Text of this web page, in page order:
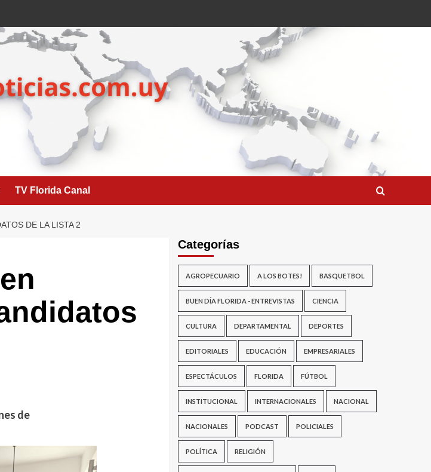
TV Florida Canal
DE LA LISTA 2
de
Categorías
AGROPECUARIO A LOS BOTES! BASQUETBOL
BUEN DÍA FLORIDA - ENTREVISTAS CIENCIA
CULTURA DEPARTAMENTAL DEPORTES
EDITORIALES EDUCACIÓN EMPRESARIALES
ESPECTÁCULOS FLORIDA FÚTBOL
INSTITUCIONAL INTERNACIONALES NACIONAL
NACIONALES PODCAST POLICIALES
POLÍTICA RELIGIÓN